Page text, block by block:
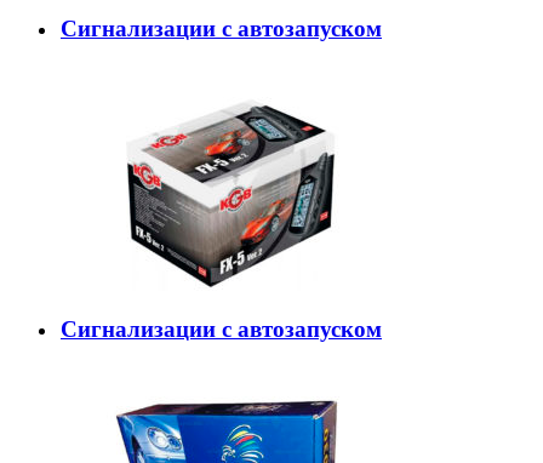
Сигнализации с автозапуском
Сигнализации с автозапуском